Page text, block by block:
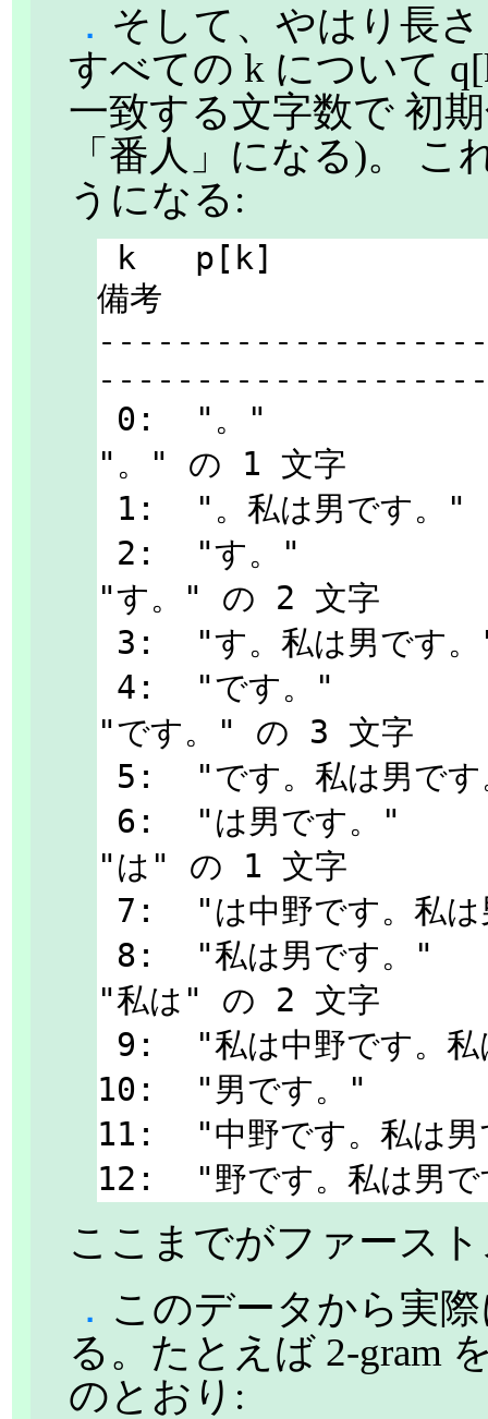
． そして、やはり長
すべての k について
一致する文字数で 初
「番人」になる)。
うになる:
備考
--------------------
"。" の 1 文字
"す。" の 2 文字
"です。" の 3 文字
"は" の 1 文字
"私は" の 2 文字
10:  "男です。"
11:  "中野です。私
ここまでがファース
． このデータから実
る。たとえば 2-gram
のとおり: